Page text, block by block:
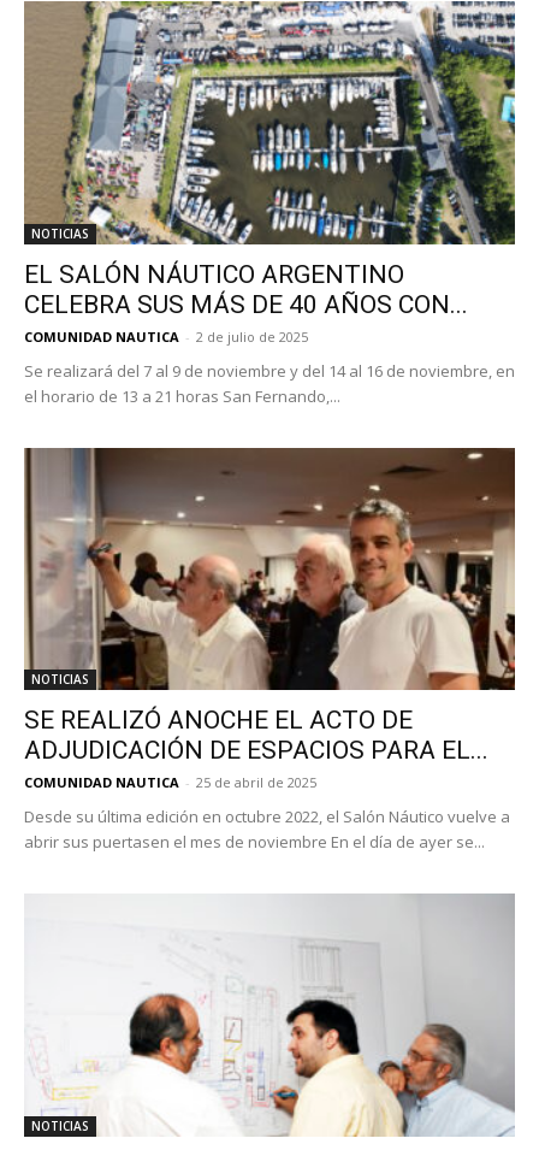
NOTICIAS
EL SALÓN NÁUTICO ARGENTINO
CELEBRA SUS MÁS DE 40 AÑOS CON...
COMUNIDAD NAUTICA - 2 de julio de 2025
Se realizará del 7 al 9 de noviembre y del 14 al 16 de noviembre, en
el horario de 13 a 21 horas San Fernando,...
NOTICIAS
SE REALIZÓ ANOCHE EL ACTO DE
ADJUDICACIÓN DE ESPACIOS PARA EL...
COMUNIDAD NAUTICA - 25 de abril de 2025
Desde su última edición en octubre 2022, el Salón Náutico vuelve a
abrir sus puertasen el mes de noviembre En el día de ayer se...
NOTICIAS